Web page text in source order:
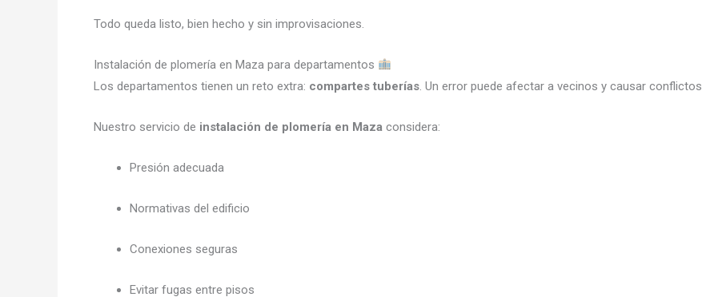
Todo queda listo, bien hecho y sin improvisaciones.
Instalación de plomería en Maza para departamentos
Los departamentos tienen un reto extra: compartes tuberías . Un error puede afectar a vecinos y causar conflictos.
Nuestro servicio de instalación de plomería en Maza considera:
Presión adecuada
Normativas del edificio
Conexiones seguras
Evitar fugas entre pisos